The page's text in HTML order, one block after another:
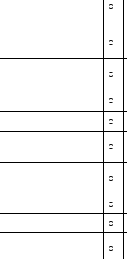
○
○
○
○
○
○
○
○
○
○